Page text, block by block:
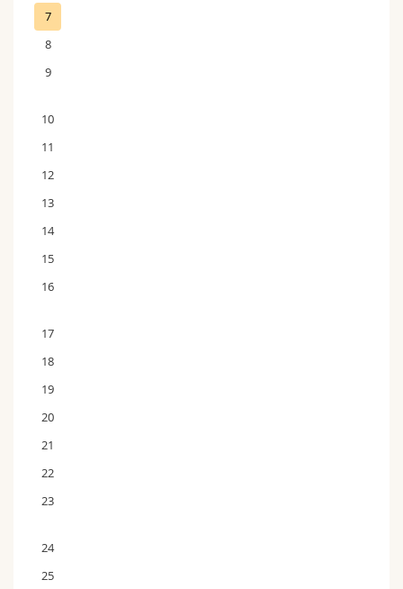
7
8
9
10
11
12
13
14
15
16
17
18
19
20
21
22
23
24
25